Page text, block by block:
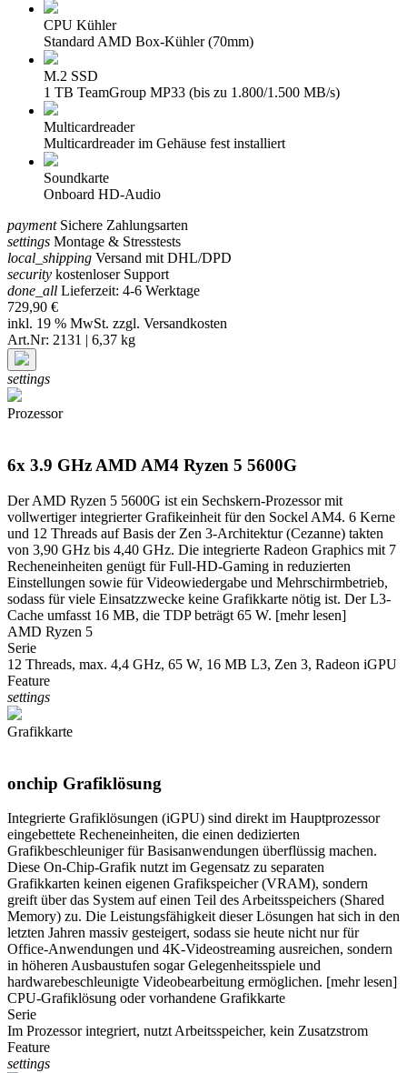
CPU Kühler
Standard AMD Box-Kühler (70mm)
M.2 SSD
1 TB TeamGroup MP33 (bis zu 1.800/1.500 MB/s)
Multicardreader
Multicardreader im Gehäuse fest installiert
Soundkarte
Onboard HD-Audio
payment Sichere Zahlungsarten
settings Montage & Stresstests
local_shipping Versand mit DHL/DPD
security kostenloser Support
done_all Lieferzeit: 4-6 Werktage
729,90 €
inkl. 19 % MwSt. zzgl. Versandkosten
Art.Nr: 2131 | 6,37 kg
settings
Prozessor
6x 3.9 GHz AMD AM4 Ryzen 5 5600G
Der AMD Ryzen 5 5600G ist ein Sechskern-Prozessor mit
vollwertiger integrierter Grafikeinheit für den Sockel AM4. 6 Kerne
und 12 Threads auf Basis der Zen 3-Architektur (Cezanne) takten
von 3,90 GHz bis 4,40 GHz. Die integrierte Radeon Graphics mit 7
Recheneinheiten genügt für Full-HD-Gaming in reduzierten
Einstellungen sowie für Videowiedergabe und Mehrschirmbetrieb,
sodass für viele Einsatzzwecke keine Grafikkarte nötig ist. Der L3-
Cache umfasst 16 MB, die TDP beträgt 65 W. [mehr lesen]
AMD Ryzen 5
Serie
12 Threads, max. 4,4 GHz, 65 W, 16 MB L3, Zen 3, Radeon iGPU
Feature
settings
Grafikkarte
onchip Grafiklösung
Integrierte Grafiklösungen (iGPU) sind direkt im Hauptprozessor
eingebettete Recheneinheiten, die einen dedizierten
Grafikbeschleuniger für Basisanwendungen überflüssig machen.
Diese On-Chip-Grafik nutzt im Gegensatz zu separaten
Grafikkarten keinen eigenen Grafikspeicher (VRAM), sondern
greift über das System auf einen Teil des Arbeitsspeichers (Shared
Memory) zu. Die Leistungsfähigkeit dieser Lösungen hat sich in den
letzten Jahren massiv gesteigert, sodass sie heute nicht nur für
Office-Anwendungen und 4K-Videostreaming ausreichen, sondern
in höheren Ausbaustufen sogar Gelegenheitsspiele und
hardwarebeschleunigte Videobearbeitung ermöglichen. [mehr lesen]
CPU-Grafiklösung oder vorhandene Grafikkarte
Serie
Im Prozessor integriert, nutzt Arbeitsspeicher, kein Zusatzstrom
Feature
settings